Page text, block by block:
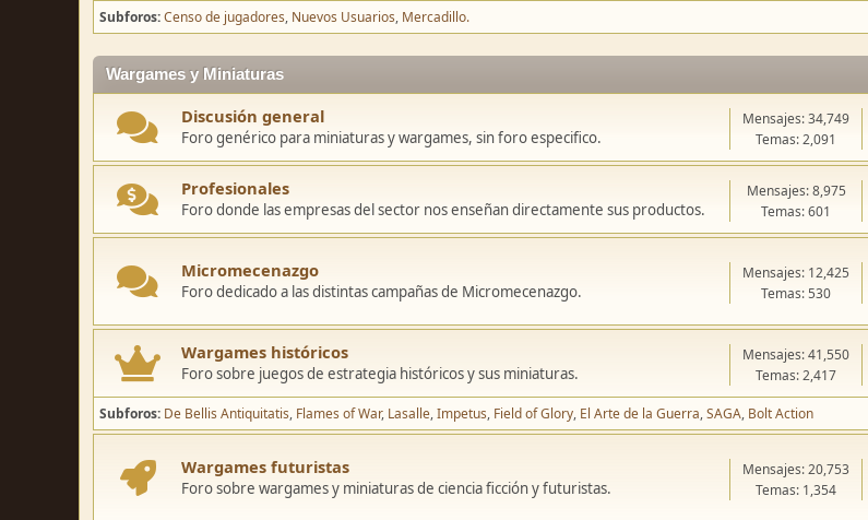
Subforos Censo de jugadores Nuevos Usuarios Mercadillo.
Wargames y Miniaturas
Discusión general
Foro genérico para miniaturas y wargames, sin foro especifico.
Mensajes: 34,749
Temas: 2,091
Profesionales
Foro donde las empresas del sector nos enseñan directamente sus productos.
Mensajes: 8,975
Temas: 601
Micromecenazgo
Foro dedicado a las distintas campañas de Micromecenazgo.
Mensajes: 12,425
Temas: 530
Wargames históricos
Foro sobre juegos de estrategia históricos y sus miniaturas.
Mensajes: 41,550
Temas: 2,417
Subforos De Bellis Antiquitatis Flames of War Lasalle Impetus Field of Glory El Arte de la Guerra SAGA Bolt Action
Wargames futuristas
Foro sobre wargames y miniaturas de ciencia ficción y futuristas.
Mensajes: 20,753
Temas: 1,354